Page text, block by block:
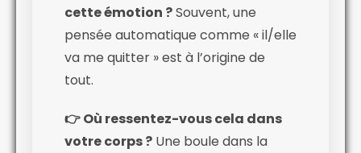
cette émotion ?Souvent, une
pensée automatique comme « il/elle
va me quitter » est à l’origine de
tout.
👉 Où ressentez-vous cela dans
votre corps ? Une boule dans la